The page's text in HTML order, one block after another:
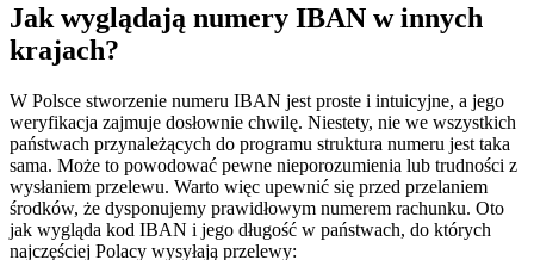
Jak wyglądają numery IBAN w innych
krajach?
W Polsce stworzenie numeru IBAN jest proste i intuicyjne, a jego
weryfikacja zajmuje dosłownie chwilę. Niestety, nie we wszystkich
państwach przynależących do programu struktura numeru jest taka
sama. Może to powodować pewne nieporozumienia lub trudności z
wysłaniem przelewu. Warto więc upewnić się przed przelaniem
środków, że dysponujemy prawidłowym numerem rachunku. Oto
jak wygląda kod IBAN i jego długość w państwach, do których
najczęściej Polacy wysyłają przelewy: